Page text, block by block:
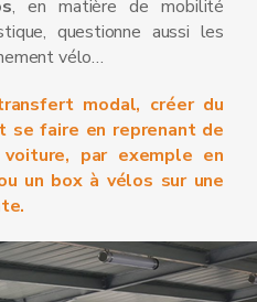
, en matière de mobilité
questionne aussi les
vélo…
modal, créer du
se faire en reprenant de
par exemple en
un box à vélos sur une